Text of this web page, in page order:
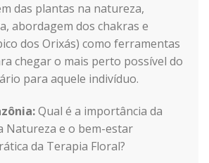
das plantas na natureza,
abordagem dos chakras e
dos Orixás) como ferramentas
chegar o mais perto possível do
para aquele indivíduo.
Qual é a importância da
Natureza e o bem-estar
da Terapia Floral?